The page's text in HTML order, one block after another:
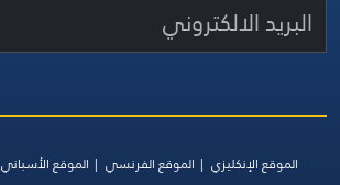
الموقع الإنكليزي الموقع الفرنسي الموقع الأسباني